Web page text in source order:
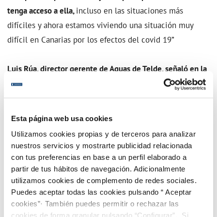
Esta página web usa cookies
Utilizamos cookies propias y de terceros para analizar
nuestros servicios y mostrarte publicidad relacionada
con tus preferencias en base a un perfil elaborado a
partir de tus hábitos de navegación. Adicionalmente
utilizamos cookies de complemento de redes sociales.
Puedes aceptar todas las cookies pulsando “ Aceptar
cookies”· También puedes permitir o rechazar las
cookies de forma granular pulsando “Configurar”. Si
tenga acceso a ella,incluso en las situaciones más
difíciles y ahora estamos viviendo una situación muy
difícil en Canarias por los efectos del covid 19”
Luis Rúa, director gerente de Aguas de Telde, señaló en la
presentación de la misma que “nunca hemos cortado el
agua a nadie que no pueda pagarla” y ha resaltado que “la
que estamos presentes. Por otro lado, además de este
fondo hacemos un esfuerzo colaborando con entidades
del tercer sector como Cáritas o Cruz Roja para que nadie
se nos quede atrás” Además puso de manifiesto que
garantizar el derecho al agua ha sido y es posible gracias
a la implicación y al trabajo de “un grupo humano de